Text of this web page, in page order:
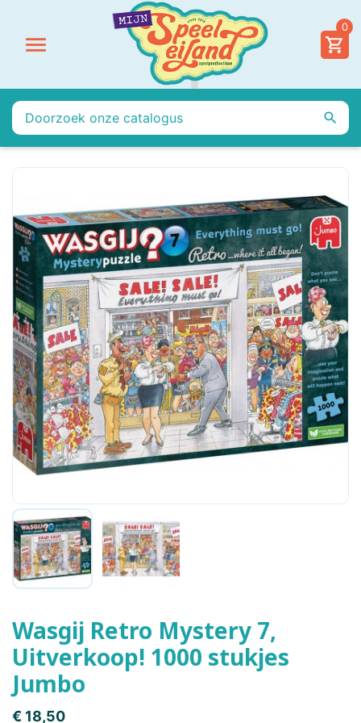

0

Wasgij Retro Mystery 7,
Uitverkoop! 1000 stukjes
Jumbo
€ 18,50